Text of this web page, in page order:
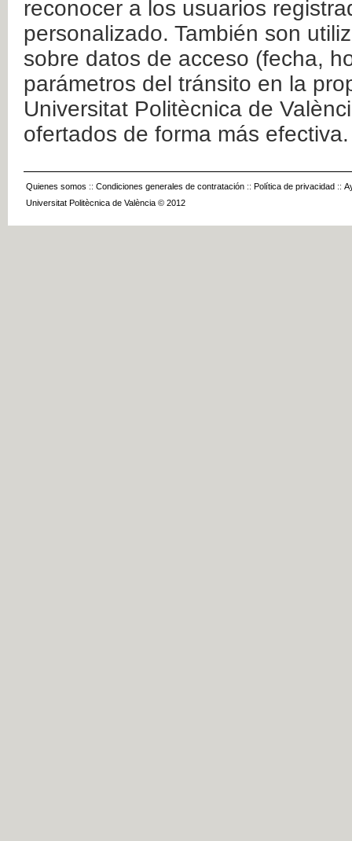
reconocer a los usuarios
personalizado. También son
sobre datos de acceso (fecha,
parámetros del tránsito en la
Universitat Politècnica de
ofertados de forma más efectiva.
Quienes somos :: Condiciones generales de contratación :: Política de privacidad ::
Universitat Politècnica de València © 2012